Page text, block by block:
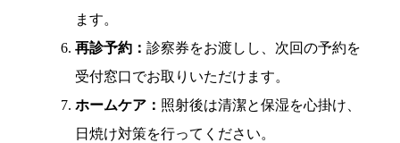
ます。
再診予約： 診察券をお渡しし、次回の予約を
受付窓口でお取りいただけます。
ホームケア： 照射後は清潔と保湿を心掛け、
日焼け対策を行ってください。